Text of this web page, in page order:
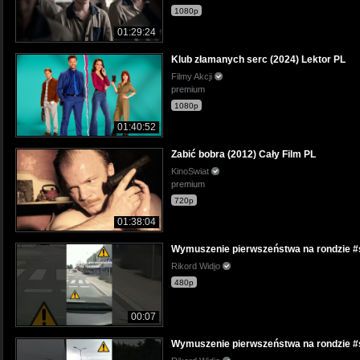
01:29:24
1080p
01:40:52
Klub złamanych serc (2024) Lektor PL
Filmy Akcji
premium
1080p
01:38:04
Zabić bobra (2012) Cały Film PL
KinoSwiat
premium
720p
00:07
Wymuszenie pierwszeństwa na rondzie
Rikord Widjo
480p
Wymuszenie pierwszeństwa na rondzie